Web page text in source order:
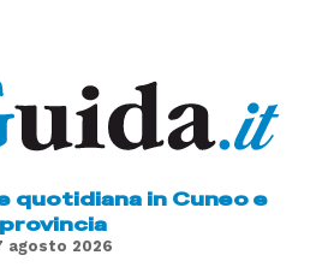
quotidiana in Cuneo e
provincia
agosto 2026